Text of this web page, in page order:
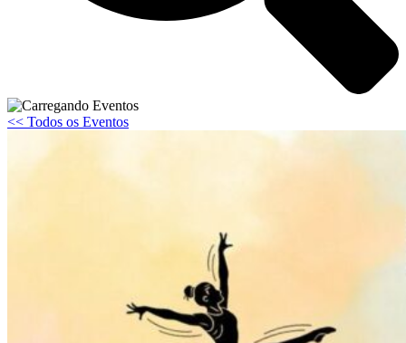
<< Todos os Eventos